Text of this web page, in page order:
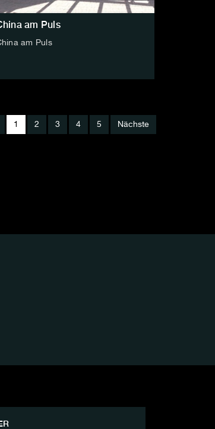
am Puls
am Puls
1 2 3 4 5 Nächste